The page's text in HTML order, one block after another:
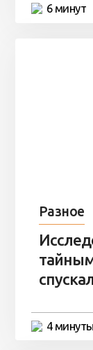
6 минут
Разное
4 минуты